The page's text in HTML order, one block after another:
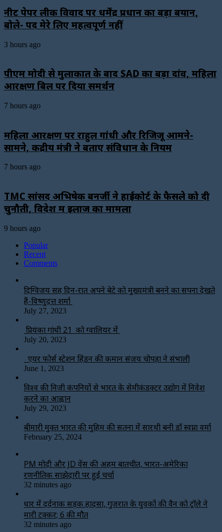
नीट पेपर लीक विवाद पर धर्मेंद्र प्रधान का बड़ा बयान,
बोले- पद मेरे लिए महत्वपूर्ण नहीं
3 hours ago
पीएम मोदी से मुलाकात के बाद SAD का बड़ा दांव, महिला
आरक्षण बिल पर दिया समर्थन
7 hours ago
महिला आरक्षण पर राहुल गांधी और रिजिजू आमने-
सामने, केंद्रीय मंत्री ने बताए संविधान के नियम
7 hours ago
TMC सांसद अभिषेक बनर्जी ने हाईकोर्ट के फैसले को दी
चुनौती, विदेश में इलाज का मामला
9 hours ago
Popular
Recent
Comments
दिग्विजय सिंह दिन-रात अपने बेटे को मुख्यमंत्री बनने का सपना देखते
हैं-विष्णुदत्त शर्मा
July 27, 2023
प्रियंका गांधी 21 को ग्वालियर में
July 20, 2023
एयर फोर्स स्टेशन हिंडन की कमान संजय चोपड़ा ने संभाली
June 1, 2023
विश्‍व की निजी कंपनियों से भारत के सेमीकंडक्टर उद्योग में निवेश
करने का आह्वान
July 29, 2023
बीमारी मुक्त भारत की मुहिम की सतना में सारथी बनी डाॅ स्वप्ना वर्मा
February 25, 2024
PM मोदी और JD वेंस की अहम बातचीत, भारत-अमेरिका
रणनीतिक साझेदारी पर हुई चर्चा
32 minutes ago
धार में दर्दनाक सड़क हादसा, गुजरात के युवकों की वैन को ट्रॉले ने
मारी टक्कर; 6 की मौत
32 minutes ago